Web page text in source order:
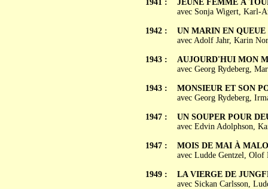
1941 :
1942 :
1943 :
1943 :
1947 :
1947 :
1949 :
JEUNE FEMME À
avec Sonja Wigert, Karl-
UN MARIN EN
avec Adolf Jahr, Karin
AUJOURD'HUI MON
avec Georg Rydeberg,
MONSIEUR ET SON
avec Georg Rydeberg,
UN SOUPER POUR
avec Edvin Adolphson,
MOIS DE MAI À
avec Ludde Gentzel,
LA VIERGE DE
avec Sickan Carlsson,